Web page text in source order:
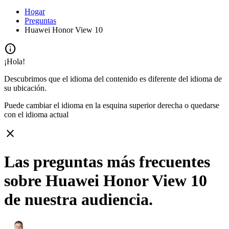
Hogar
Preguntas
Huawei Honor View 10
info
¡Hola!
Descubrimos que el idioma del contenido es diferente del idioma de
su ubicación.
Puede cambiar el idioma en la esquina superior derecha o quedarse
con el idioma actual
close
Las preguntas más frecuentes
sobre Huawei Honor View 10
de nuestra audiencia.